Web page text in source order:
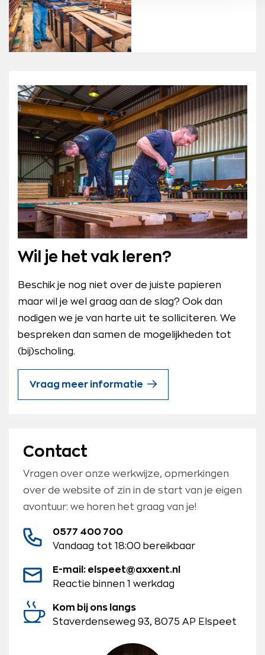
Wil je het vak leren?
Beschik je nog niet over de juiste papieren
maar wil je wel graag aan de slag? Ook dan
nodigen we je van harte uit te solliciteren. We
bespreken dan samen de mogelijkheden tot
(bij)scholing.
Vraag meer informatie
Contact
Vragen over onze werkwijze, opmerkingen
over de website of zin in de start van je eigen
avontuur: we horen het graag van je!
0577 400 700
Vandaag tot 18:00 bereikbaar
E-mail: elspeet@axxent.nl
Reactie binnen 1 werkdag
Kom bij ons langs
Staverdenseweg 93, 8075 AP Elspeet